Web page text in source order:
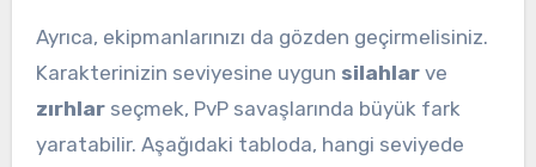
Ayrıca, ekipmanlarınızı da gözden geçirmelisiniz.
Karakterinizin seviyesine uygun silahlarve
zırhlarseçmek, PvP savaşlarında büyük fark
yaratabilir. Aşağıdaki tabloda, hangi seviyede